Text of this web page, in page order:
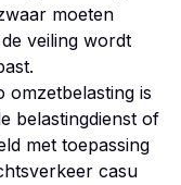
moeten
veiling wordt
omzetbelasting is
belastingdienst of
met toepassing
casu